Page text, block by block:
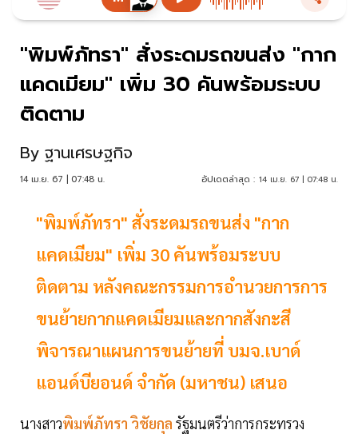
"พิมพ์ภัทรา" สั่งระดมรถขนส่ง "กาก
แคดเมียม" เพิ่ม 30 คันพร้อมระบบ
ติดตาม
By ฐานเศรษฐกิจ
14 เม.ย. 67 | 07:48 น. อัปเดตล่าสุด : 14 เม.ย. 67 | 07:48 น.
"พิมพ์ภัทรา" สั่งระดมรถขนส่ง "กาก
แคดเมียม" เพิ่ม 30 คันพร้อมระบบ
ติดตาม หลังคณะกรรมการอำนวยการการ
ขนย้ายกากแคดเมียมและกากสังกะสี
พิจารณาแผนการขนย้ายที่ บมจ.เบาด์
แอนด์บียอนด์ จำกัด (มหาชน) เสนอ
นางสาวพิมพ์ภัทรา วิชัยกุล รัฐมนตรีว่าการกระทรวง